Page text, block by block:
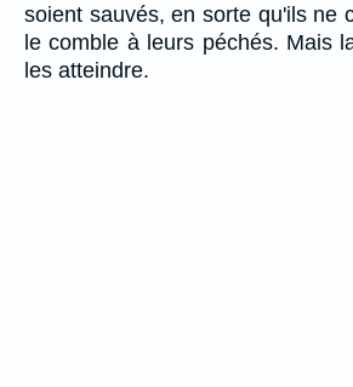
soient sauvés, en sorte qu'ils ne
le comble à leurs péchés. Mais
les atteindre.